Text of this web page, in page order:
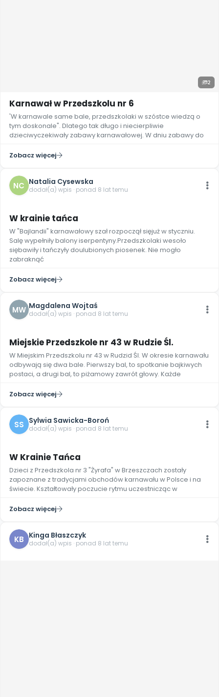
2
Karnawał w Przedszkolu nr 6
'W karnawale same bale, przedszkolaki w szóstce wiedzą o
tym doskonale". Dlatego tak długo i niecierpliwie
dzieciwyczekiwały zabawy karnawałowej. W dniu zabawy do
Zobacz więcej
NC Natalia Cysewska
dodał(a) wpis · ponad 8 lat temu
W krainie tańca
W "Bajlandii" karnawałowy szał rozpoczął sięjuż w styczniu.
Salę wypełniły balony iserpentyny.Przedszkolaki wesoło
siębawiły i tańczyły doulubionych piosenek. Nie mogło
zabraknąć
Zobacz więcej
MW Magdalena Wojtaś
dodał(a) wpis · ponad 8 lat temu
Miejskie Przedszkole nr 43 w Rudzie Śl.
W Miejskim Przedszkolu nr 43 w Rudzid Śl. W okresie karnawału
odbywają się dwa bale. Pierwszy bal, to spotkanie bajkiwych
postaci, a drugi bal, to piżamowy zawrót głowy. Każde
Zobacz więcej
SS Sylwia Sawicka-Boroń
dodał(a) wpis · ponad 8 lat temu
W Krainie Tańca
Dzieci z Przedszkola nr 3 "Żyrafa" w Brzeszczach zostały
zapoznane z tradycjami obchodów karnawału w Polsce i na
świecie. Kształtowały poczucie rytmu uczestnicząc w
Zobacz więcej
KB Kinga Błaszczyk
dodał(a) wpis · ponad 8 lat temu